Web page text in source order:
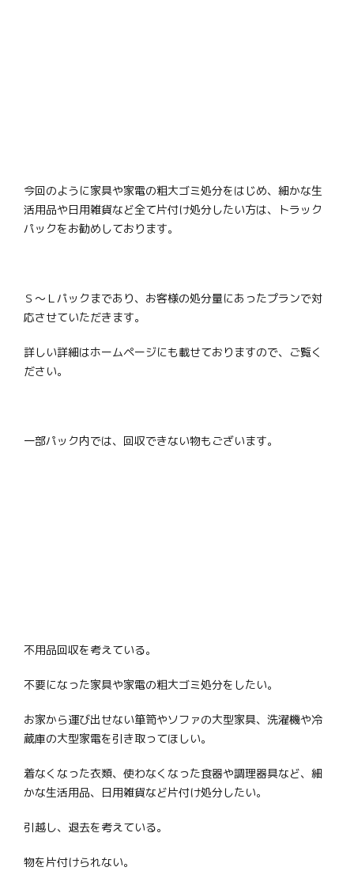
今回のように家具や家電の粗大ゴミ処分をはじめ、細かな生
活用品や日用雑貨など全て片付け処分したい方は、トラック
パックをお勧めしております。
Ｓ～Ｌパックまであり、お客様の処分量にあったプランで対
応させていただきます。
詳しい詳細はホームページにも載せておりますので、ご覧く
ださい。
一部パック内では、回収できない物もございます。
不用品回収を考えている。
不要になった家具や家電の粗大ゴミ処分をしたい。
お家から運び出せない箪笥やソファの大型家具、洗濯機や冷
蔵庫の大型家電を引き取ってほしい。
着なくなった衣類、使わなくなった食器や調理器具など、細
かな生活用品、日用雑貨など片付け処分したい。
引越し、退去を考えている。
物を片付けられない。